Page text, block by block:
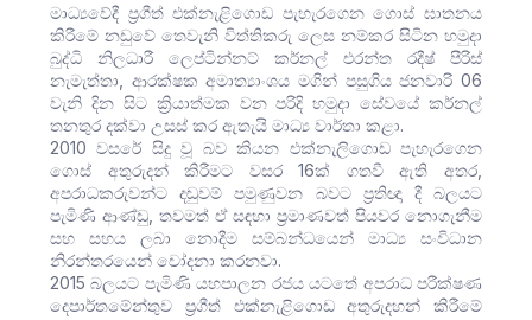
මාධ්‍යවේදී ප්‍රගීත් එක්නැළිගොඩ පැහැරගෙන ගොස් ඝාතනය
කිරීමේ නඩුවේ තෙවැනි විත්තිකරු ලෙස නම්කර සිටින හමුදා
බුද්ධි නිලධාරී ලෙප්ටින්නට් කර්නල් එරන්ත රදීෂ් පීරිස්
නැමැත්තා, ආරක්ෂක අමාත්‍යාංශය මගින් පසුගිය ජනවාරි 06
වැනි දින සිට ක්‍රියාත්මක වන පරිදි හමුදා සේවයේ කර්නල්
තනතුර දක්වා උසස් කර ඇතැයි මාධ්‍ය වාර්තා කළා.
2010 වසරේ සිදු වූ බව කියන එක්නැලිගොඩ පැහැරගෙන
ගොස් අතුරුදන් කිරීමට වසර 16ක් ගතවී ඇති අතර,
අපරාධකරුවන්ට දඬුවම් පමුණුවන බවට ප්‍රතිඥා දී බලයට
පැමිණි ආණ්ඩු, තවමත් ඒ සඳහා ප්‍රමාණවත් පියවර නොගැනීම
සහ සහය ලබා නොදීම සම්බන්ධයෙන් මාධ්‍ය සංවිධාන
නිරන්තරයෙන් චෝදනා කරනවා.
2015 බලයට පැමිණි යහපාලන රජය යටතේ අපරාධ පරීක්ෂණ
දෙපාර්තමේන්තුව ප්‍රගීත් එක්නැළිගොඩ අතුරුදහන් කිරීමේ